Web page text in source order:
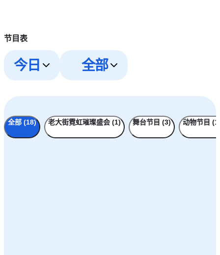
节目表
今日 全部
全部 (18) 老大街霓虹璀璨盛会 (1) 舞台节目 (3) 动物节目